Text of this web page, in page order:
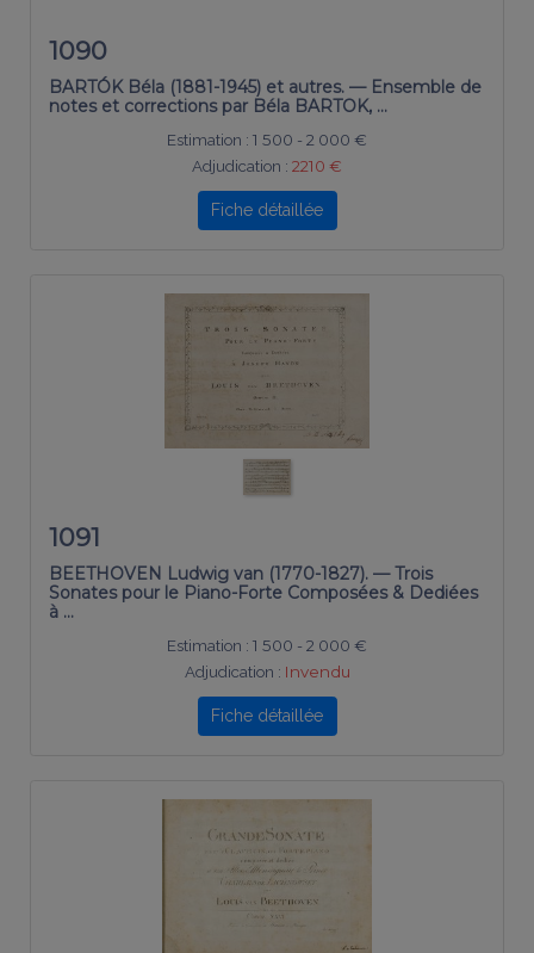
1090
BARTÓK Béla (1881-1945) et autres. — Ensemble de
notes et corrections par Béla BARTOK, …
Estimation : 1 500 - 2 000 €
Adjudication : 2210 €
Fiche détaillée
1091
BEETHOVEN Ludwig van (1770-1827). — Trois
Sonates pour le Piano-Forte Composées & Dediées
à …
Estimation : 1 500 - 2 000 €
Adjudication : Invendu
Fiche détaillée